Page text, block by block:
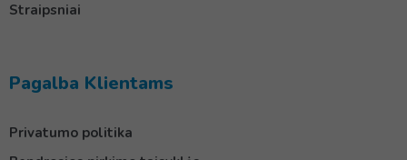
Straipsniai
Pagalba Klientams
Privatumo politika